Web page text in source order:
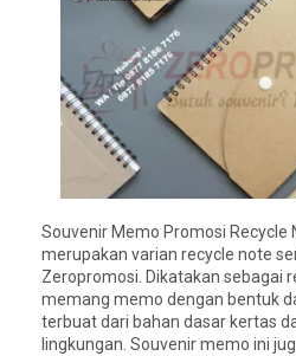
Souvenir Memo Promosi Recycle
merupakan varian recycle note
Zeropromosi. Dikatakan sebagai
memang memo dengan bentuk
terbuat dari bahan dasar kertas
lingkungan. Souvenir memo ini